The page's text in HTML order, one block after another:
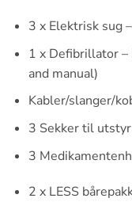
3 x Elektrisk sug
1 x Defibrillator
and manual)
Kabler/slanger/
3 Sekker til
3
2 x LESS